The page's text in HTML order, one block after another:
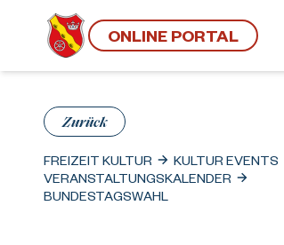
ONLINE PORTAL
Zurück
FREIZEIT KULTUR
KULTUR EVENTS
VERANSTALTUNGSKALENDER
BUNDESTAGSWAHL